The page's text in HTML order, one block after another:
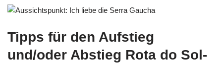
Tipps für den Aufstieg
und/oder Abstieg Rota do Sol-